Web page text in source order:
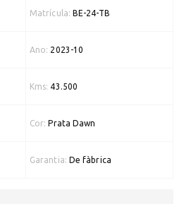
Matrícula: BE-24-TB
Ano: 2023-10
Kms: 43.500
Cor: Prata Dawn
Garantia: De fàbrica